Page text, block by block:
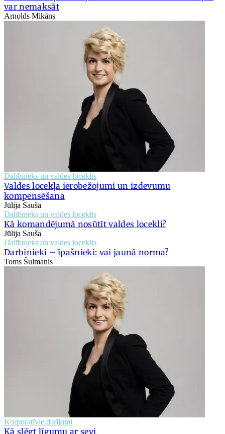
var nemaksāt
Arnolds Mikāns
Dalībnieks un valdes loceklis
Valdes locekļa ierobežojumi un izdevumu
kompensēšana
Jūlija Sauša
Dalībnieks un valdes loceklis
Kā komandējumā nosūtīt valdes locekli?
Jūlija Sauša
Dalībnieks un valdes loceklis
Darbinieki – īpašnieki: vai jaunā norma?
Toms Šulmanis
Korporatīvie darījumi
Kā slēgt līgumu ar sevi